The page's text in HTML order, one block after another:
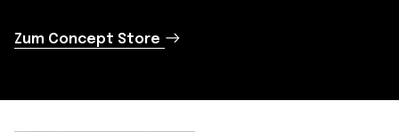
Zum Concept Store